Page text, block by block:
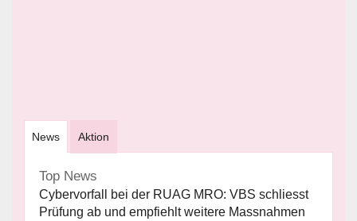
News Aktion
Top News
Cybervorfall bei der RUAG MRO: VBS schliesst
Prüfung ab und empfiehlt weitere Massnahmen